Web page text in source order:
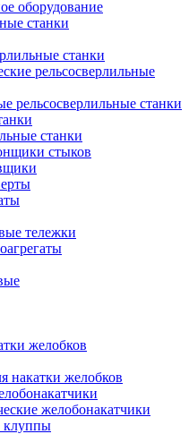
оборудование
станки
станки
рельсосверлильные
рельсосверлильные станки
станки
стыков
тележки
желобков
накатки желобков
желобонакатчики
клуппы